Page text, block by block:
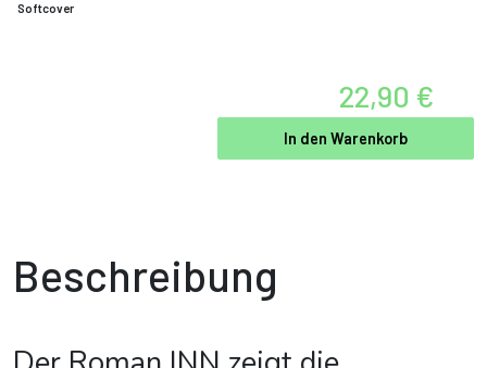
Softcover
22,90 €
In den Warenkorb
Beschreibung